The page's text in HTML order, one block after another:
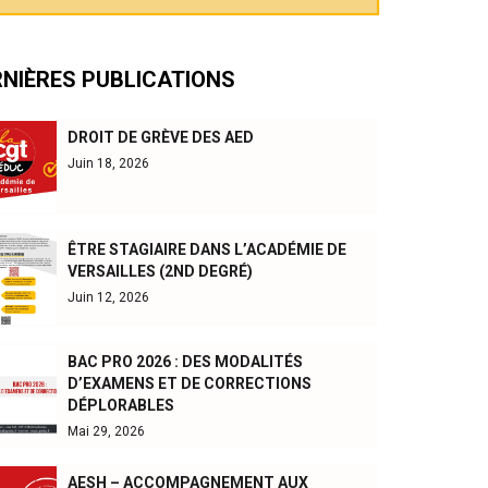
PUBLICATIONS
DROIT DE GRÈVE DES AED
Juin 18, 2026
ÊTRE STAGIAIRE DANS L’ACADÉMIE DE
VERSAILLES (2ND DEGRÉ)
Juin 12, 2026
BAC PRO 2026 : DES MODALITÉS
D’EXAMENS ET DE CORRECTIONS
DÉPLORABLES
Mai 29, 2026
AESH – ACCOMPAGNEMENT AUX